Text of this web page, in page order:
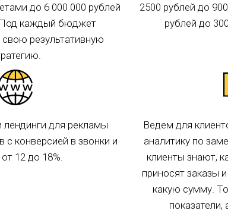
до 6 000 000 рублей
каждый бюджет
результативную
2500 рублей до
рублей до
для рекламы
с конверсией в звонки и
12 до 18%.
Ведем для
аналитику по
клиенты знают,
приносят заказы
какую сумму.
показатели,